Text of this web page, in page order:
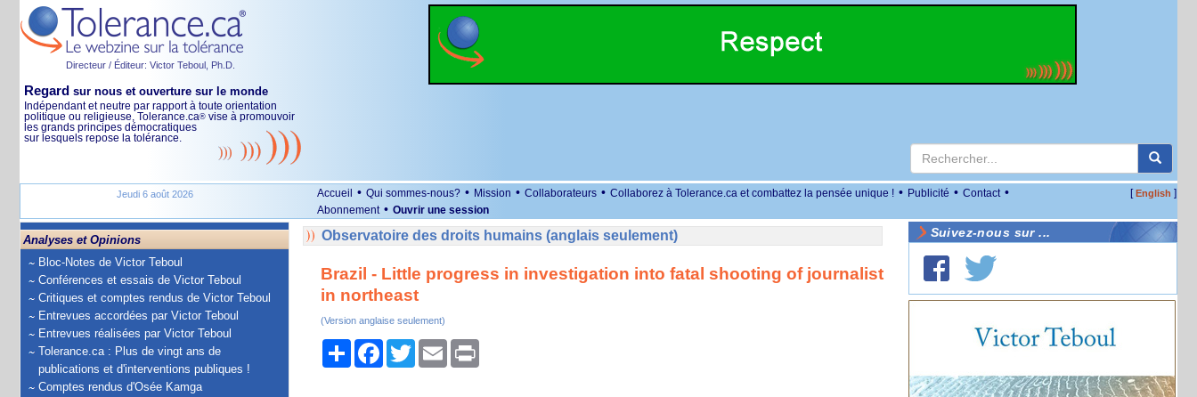
Directeur / Éditeur: Victor Teboul, Ph.D.
Regard sur nous et ouverture sur le monde
Indépendant et neutre par rapport à toute orientation
politique ou religieuse, Tolerance.ca® vise à promouvoir
les grands principes démocratiques
sur lesquels repose la tolérance.
Jeudi 6 août 2026 Accueil • Qui sommes-nous? • Mission • Collaborateurs • Collaborez à Tolerance.ca et combattez la pensée unique ! • Publicité • Contact •
Abonnement • Ouvrir une session
[English ]
Analyses et Opinions
Bloc-Notes de Victor Teboul
Conférences et essais de Victor Teboul
Critiques et comptes rendus de Victor Teboul
Entrevues accordées par Victor Teboul
Entrevues réalisées par Victor Teboul
Tolerance.ca : Plus de vingt ans de
publications et d'interventions publiques !
Comptes rendus d'Osée Kamga
Observatoire des droits humains (anglais seulement)
Brazil - Little progress in investigation into fatal shooting of journalist
in northeast
(Version anglaise seulement)
PartagerFacebook
TwitterEmail Print
Suivez-nous sur ...